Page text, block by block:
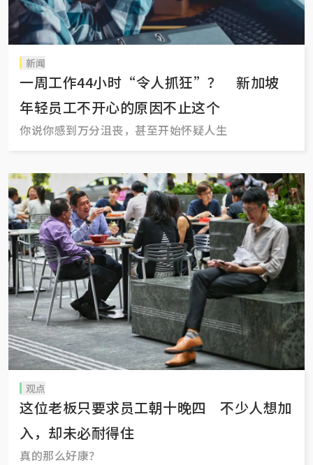
新闻
一周工作44小时“令人抓狂”？ 新加坡
年轻员工不开心的原因不止这个
你说你感到万分沮丧，甚至开始怀疑人生
观点
这位老板只要求员工朝十晚四 不少人想加
入，却未必耐得住
真的那么好康？